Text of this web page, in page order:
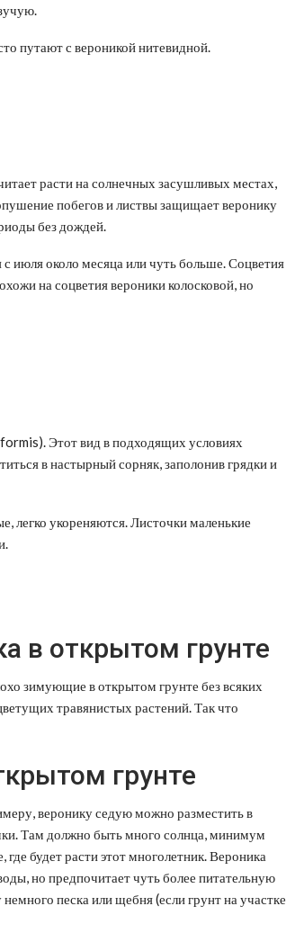
путают с вероникой нитевидной.
расти на солнечных засушливых местах,
побегов и листвы защищает веронику
без дождей.
июля около месяца или чуть больше. Соцветия
на соцветия вероники колосковой, но
Этот вид в подходящих условиях
в настырный сорняк, заполонив грядки и
легко укореняются. Листочки маленькие
в открытом грунте
зимующие в открытом грунте без всяких
травянистых растений. Так что
грунте
веронику седую можно разместить в
Там должно быть много солнца, минимум
будет расти этот многолетник. Вероника
но предпочитает чуть более питательную
песка или щебня (если грунт на участке